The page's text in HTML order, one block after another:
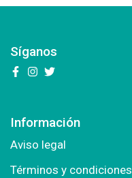
Síganos
Información
Aviso legal
Términos y condiciones